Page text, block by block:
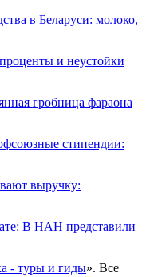
в Беларуси: молоко,
и неустойки
гробница фараона
стипендии:
выручку:
В НАН представили
- туры и гиды». Все